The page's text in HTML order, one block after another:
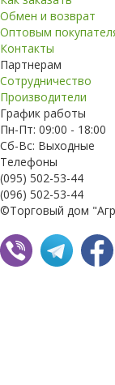
Обмен и возврат
Оптовым
Контакты
Партнерам
Сотрудничество
Производители
График работы
Пн-Пт: 09:00 - 18:00
Сб-Вс: Выходные
Телефоны
(095) 502-53-44
(096) 502-53-44
©Торговый дом